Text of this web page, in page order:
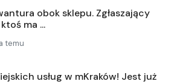
obok sklepu. Zgłaszający
ktoś ma ...
temu
usług w mKraków! Jest już